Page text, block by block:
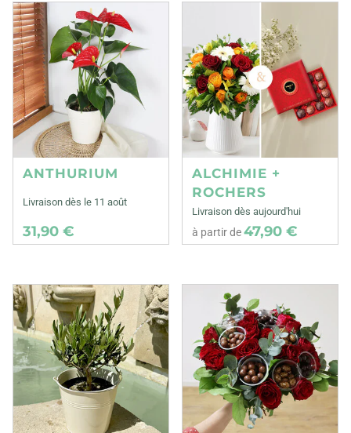
ANTHURIUM
Livraison dès le 11 août
31,90 €
ALCHIMIE +
ROCHERS
Livraison dès aujourd'hui
à partir de47,90 €